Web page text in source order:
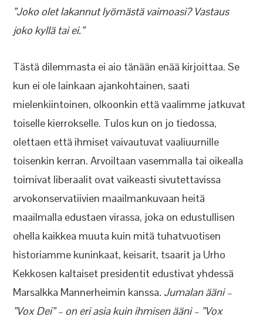
”Joko olet lakannut lyömästä vaimoasi? Vastaus
joko kyllä tai ei.”
Tästä dilemmasta ei aio tänään enää kirjoittaa. Se
kun ei ole lainkaan ajankohtainen, saati
mielenkiintoinen, olkoonkin että vaalimme jatkuvat
toiselle kierrokselle. Tulos kun on jo tiedossa,
olettaen että ihmiset vaivautuvat vaaliuurnille
toisenkin kerran. Arvoiltaan vasemmalla tai oikealla
toimivat liberaalit ovat vaikeasti sivutettavissa
arvokonservatiivien maailmankuvaan heitä
maailmalla edustaen virassa, joka on edustullisen
ohella kaikkea muuta kuin mitä tuhatvuotisen
historiamme kuninkaat, keisarit, tsaarit ja Urho
Kekkosen kaltaiset presidentit edustivat yhdessä
Marsalkka Mannerheimin kanssa. Jumalan ääni –
”Vox Dei” – on eri asia kuin ihmisen ääni – ”Vox